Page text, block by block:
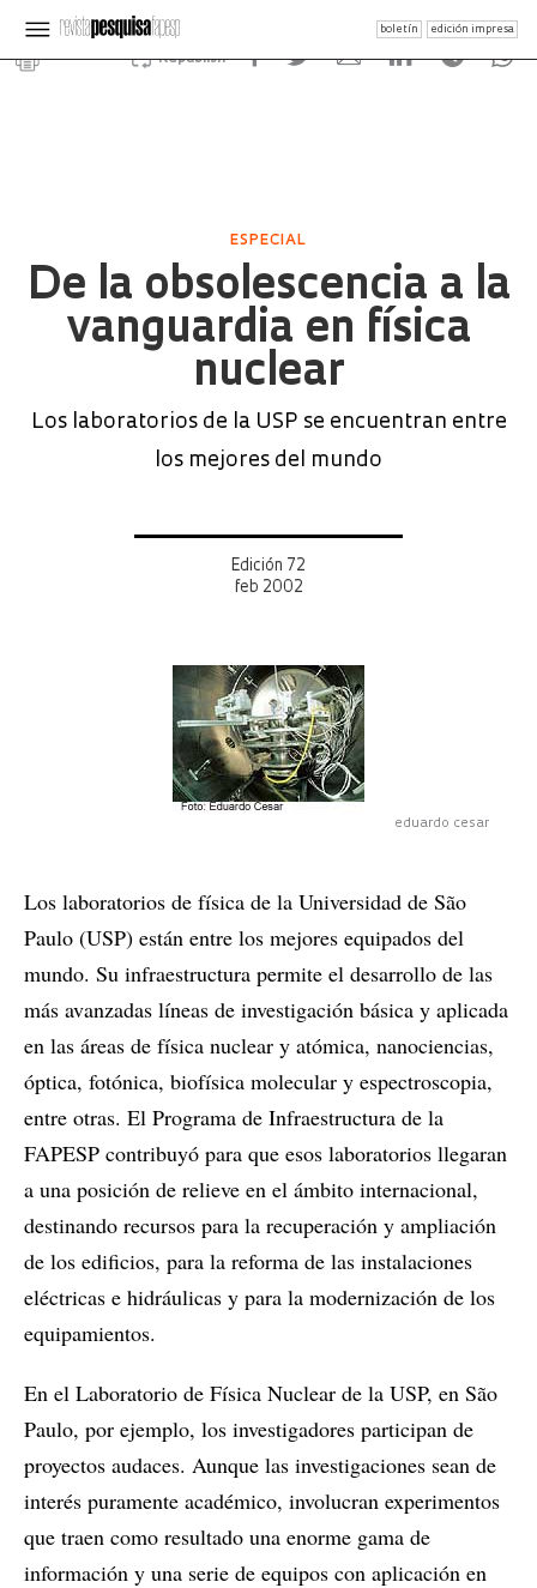
boletín edición impresa
Republish
ESPECIAL
De la obsolescencia a la
vanguardia en física
nuclear
Los laboratorios de la USP se encuentran entre
los mejores del mundo
Edición 72
feb 2002
eduardo cesar
Los laboratorios de física de la Universidad de São
Paulo (USP) están entre los mejores equipados del
mundo. Su infraestructura permite el desarrollo de las
más avanzadas líneas de investigación básica y aplicada
en las áreas de física nuclear y atómica, nanociencias,
óptica, fotónica, biofísica molecular y espectroscopia,
entre otras. El Programa de Infraestructura de la
FAPESP contribuyó para que esos laboratorios llegaran
a una posición de relieve en el ámbito internacional,
destinando recursos para la recuperación y ampliación
de los edificios, para la reforma de las instalaciones
eléctricas e hidráulicas y para la modernización de los
equipamientos.
En el Laboratorio de Física Nuclear de la USP, en São
Paulo, por ejemplo, los investigadores participan de
proyectos audaces. Aunque las investigaciones sean de
interés puramente académico, involucran experimentos
que traen como resultado una enorme gama de
información y una serie de equipos con aplicación en